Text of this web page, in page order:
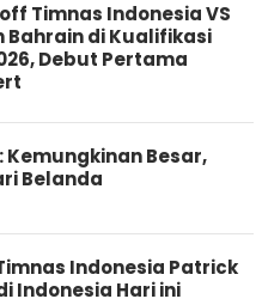
Timnas Indonesia VS
di Kualifikasi
Debut Pertama
Kemungkinan Besar,
Belanda
Indonesia Patrick
Indonesia Hari ini